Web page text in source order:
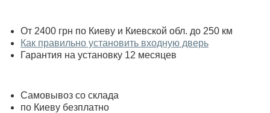
От 2400 грн по Киеву и Киевской обл. до 250 км
Как правильно установить входную дверь
Гарантия на установку 12 месяцев
Самовывоз со склада
по Киеву безплатно